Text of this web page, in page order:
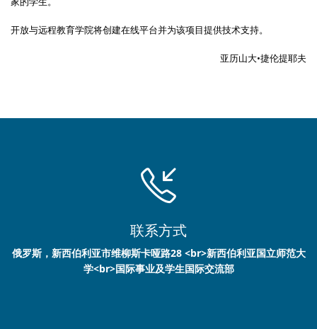
开放与远程教育学院将创建在线平台并为该项目提供技术支持。
亚历山大•捷伦提耶夫
联系方式
俄罗斯，新西伯利亚市维柳斯卡哑路28 <br>新西伯利亚国立师范大
学<br>国际事业及学生国际交流部